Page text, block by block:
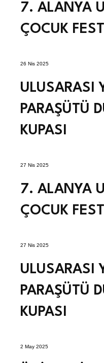
7. ALANYA
ÇOCUK
26 Nis 2025
ULUSARASI
PARAŞÜTÜ
KUPASI
27 Nis 2025
7. ALANYA
ÇOCUK
27 Nis 2025
ULUSARASI
PARAŞÜTÜ
KUPASI
2 May 2025